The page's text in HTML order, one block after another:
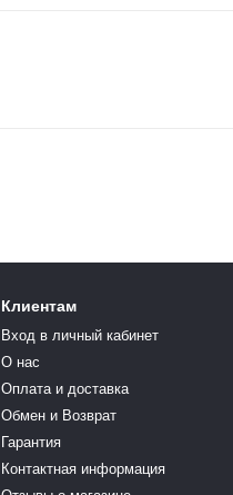
Клиентам
Вход в личный кабинет
О нас
Оплата и доставка
Обмен и Возврат
Гарантия
Контактная информация